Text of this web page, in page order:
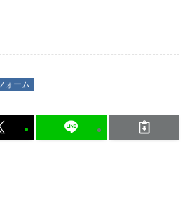
ォーム